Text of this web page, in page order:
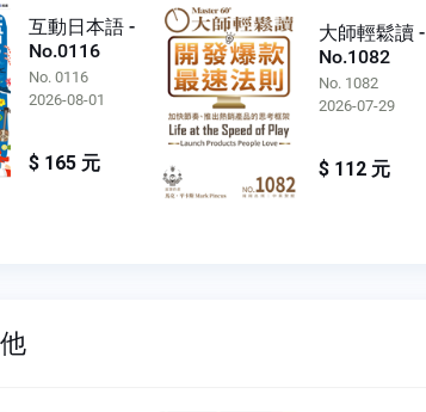
互動日本語 -
No.0116
No. 0116
2026-08-01
$ 165 元
大師輕鬆讀 -
No.1082
No. 1082
2026-07-29
$ 112 元